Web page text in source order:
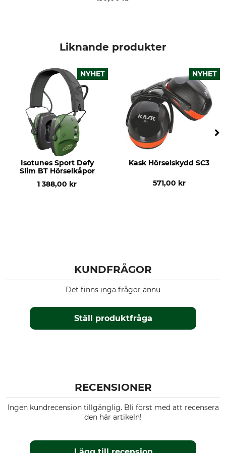
Liknande produkter
NYHET
Isotunes Sport Defy
Slim BT Hörselkåpor
1 388,00 kr
NYHET
Kask Hörselskydd SC3
571,00 kr
KUNDFRÅGOR
Ställ produktfråga
Det finns inga frågor ännu
RECENSIONER
Ingen kundrecension tillgänglig. Bli först med att recensera
den här artikeln!